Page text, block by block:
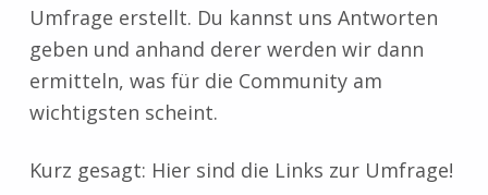
Umfrage erstellt. Du kannst uns Antworten
geben und anhand derer werden wir dann
ermitteln, was für die Community am
wichtigsten scheint.
Kurz gesagt: Hier sind die Links zur Umfrage!